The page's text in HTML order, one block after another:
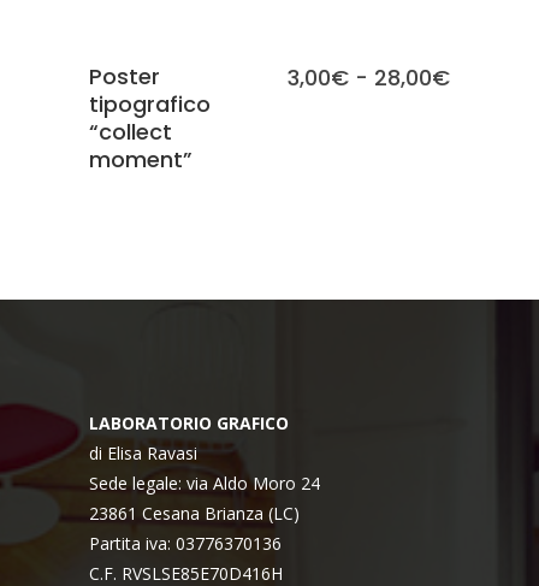
Poster
tipografico
“collect
moment”
3,00€ - 28,00€Fascia
LABORATORIO GRAFICO
di Elisa Ravasi
Sede legale: via Aldo Moro 24
23861 Cesana Brianza (LC)
Partita iva: 03776370136
C.F. RVSLSE85E70D416H